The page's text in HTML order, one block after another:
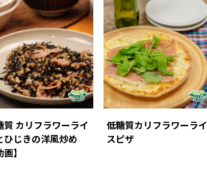
質 カリフラワーライ
ひじきの洋風炒め
画】
低糖質カリフラワーライ
スピザ